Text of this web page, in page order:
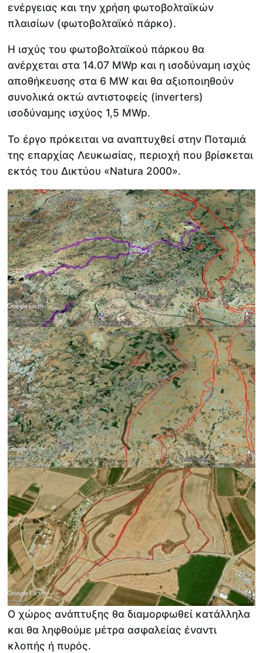
ενέργειας και την χρήση φωτοβολταϊκών
πλαισίων (φωτοβολταϊκό πάρκο).
Η ισχύς του φωτοβολταϊκού πάρκου θα
ανέρχεται στα 14.07 MWp και η ισοδύναμη ισχύς
αποθήκευσης στα 6 MW και θα αξιοποιηθούν
συνολικά οκτώ αντιστοφείς (inverters)
ισοδύναμης ισχύος 1,5 ΜWp.
Το έργο πρόκειται να αναπτυχθεί στην Ποταμιά
της επαρχίας Λευκωσίας, περιοχή που βρίσκεται
εκτός του Δικτύου «Natura 2000».
Ο χώρος ανάπτυξης θα διαμορφωθεί κατάλληλα
και θα ληφθούμε μέτρα ασφαλείας έναντι
κλοπής ή πυρός.